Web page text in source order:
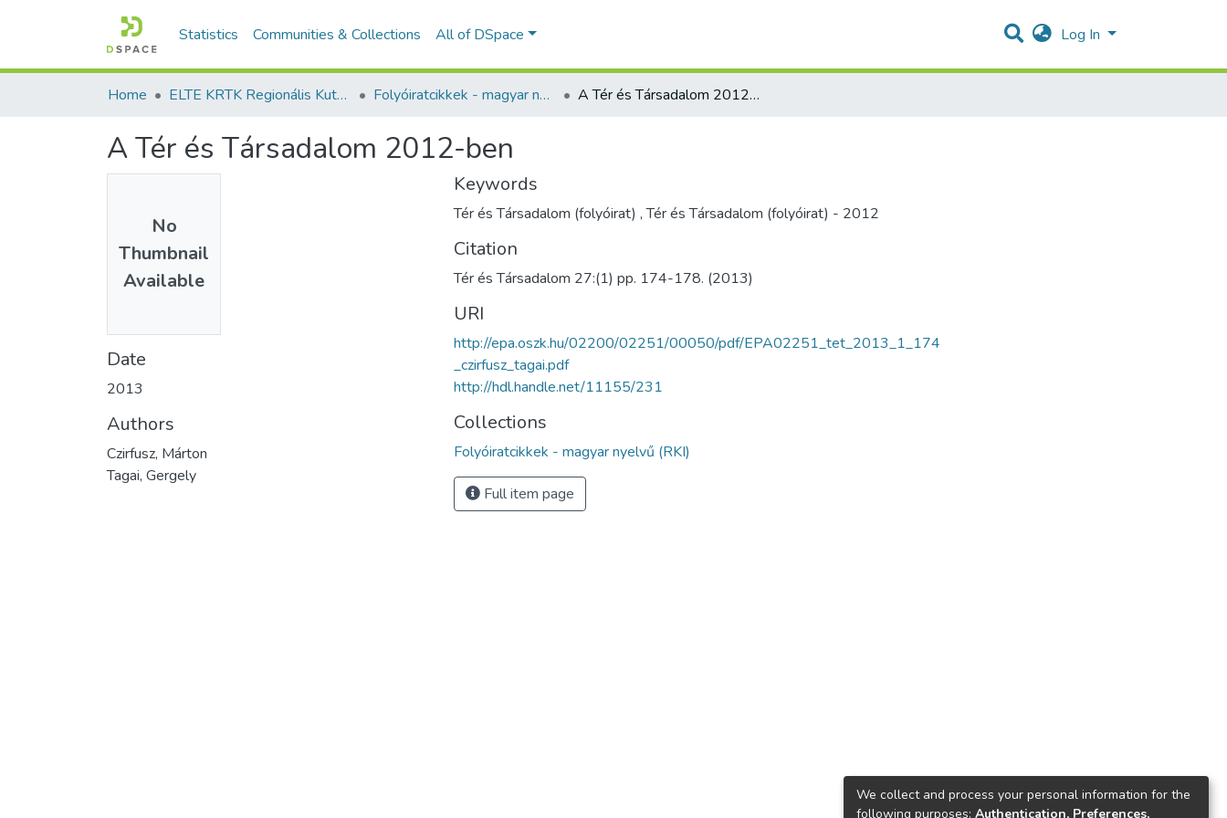
Statistics Communities & Collections All of DSpace Log In
Home ELTE KRTK Regionális Kutatások Intézete Folyóiratcikkek - magyar nyelvű (RKI) A Tér és Társadalom 2012-ben
A Tér és Társadalom 2012-ben
No
Thumbnail
Available
Date
2013
Authors
Czirfusz, Márton
Tagai, Gergely
Keywords
Tér és Társadalom (folyóirat) ,Tér és Társadalom (folyóirat) - 2012
Citation
Tér és Társadalom 27:(1) pp. 174-178. (2013)
URI
http://epa.oszk.hu/02200/02251/00050/pdf/EPA02251_tet_2013_1_174
_czirfusz_tagai.pdf
http://hdl.handle.net/11155/231
Collections
Folyóiratcikkek - magyar nyelvű (RKI)
Full item page
We collect and process your personal information for the
following purposes: Authentication, Preferences,